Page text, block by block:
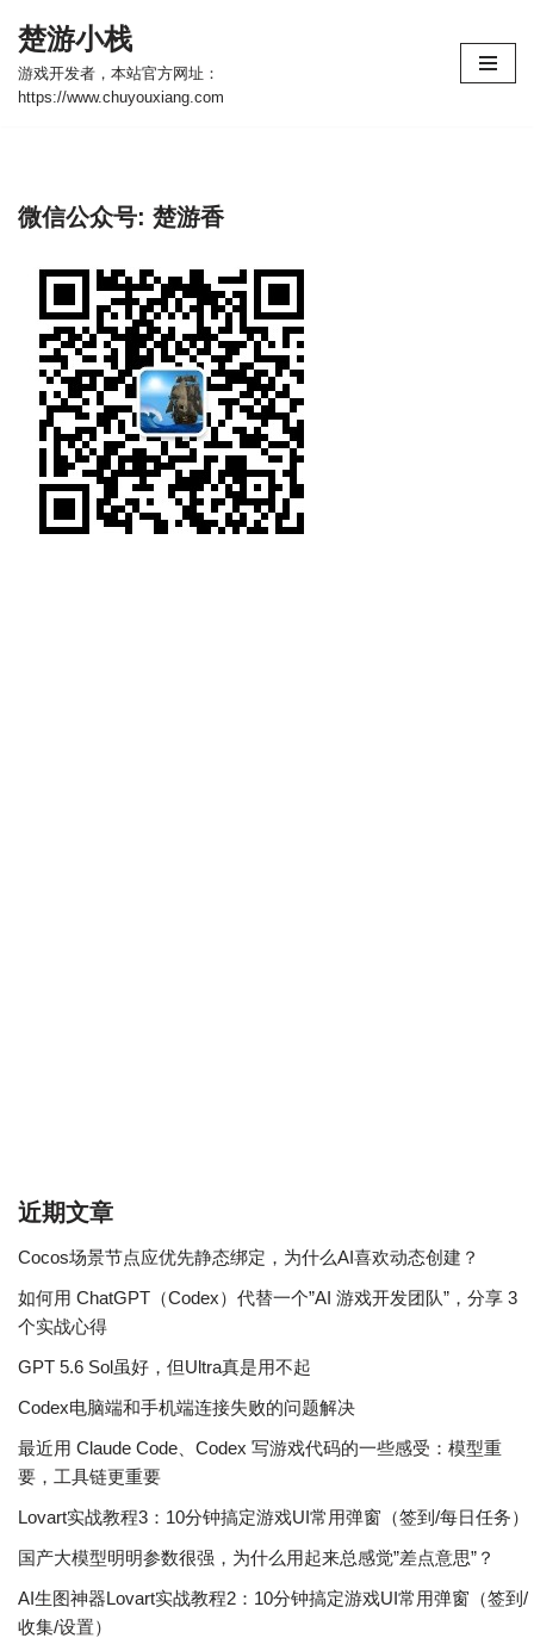
跳
至
楚游小栈
游戏开发者，本站官方网址：
https://www.chuyouxiang.com
微信公众号: 楚游香
近期文章
Cocos场景节点应优先静态绑定，为什么AI喜欢动态创建？
如何用 ChatGPT（Codex）代替一个”AI 游戏开发团队”，分享 3
个实战心得
GPT 5.6 Sol虽好，但Ultra真是用不起
Codex电脑端和手机端连接失败的问题解决
最近用 Claude Code、Codex 写游戏代码的一些感受：模型重
要，工具链更重要
Lovart实战教程3：10分钟搞定游戏UI常用弹窗（签到/每日任务）
国产大模型明明参数很强，为什么用起来总感觉”差点意思”？
AI生图神器Lovart实战教程2：10分钟搞定游戏UI常用弹窗（签到/
收集/设置）